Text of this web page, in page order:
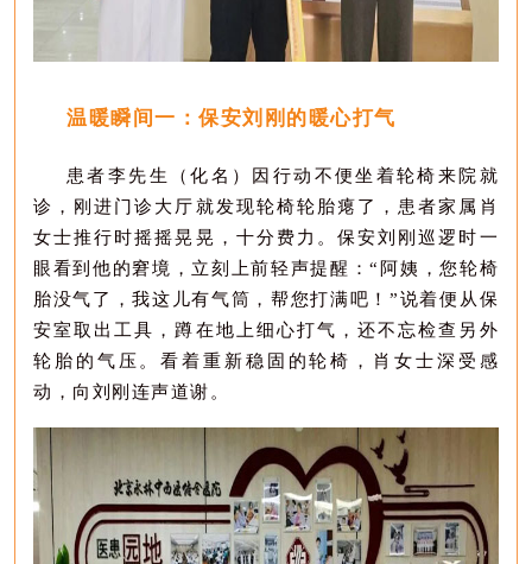
温暖瞬间一： 保安刘刚的暖心打气
患者李先生（化名） 因 行动不便坐着轮椅来院就
诊，刚进门诊大厅就发现轮椅轮胎瘪了， 患者家属肖
女士推行时摇摇晃晃， 十分费力。保安刘刚巡逻时一
眼看到他的窘境，立刻上前轻声提醒：“阿姨 ，您轮椅
胎没气了，我这儿有气筒，帮您打满吧！”说着便从保
安室取出工具，蹲在地上细心打气，还不忘检查另外
轮胎的气压。看着重新稳固的轮椅， 肖女士深受感
动 ， 向 刘刚连声道谢 。